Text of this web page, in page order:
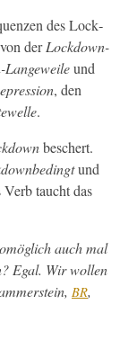
des Lock­
derLock­down-
Langeweileund
, den
.
beschert.
und
taucht das
auch mal
Egal. Wir wollen
BR,